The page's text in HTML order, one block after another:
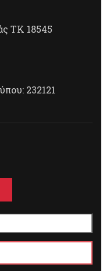
ΤΚ 18545
232121